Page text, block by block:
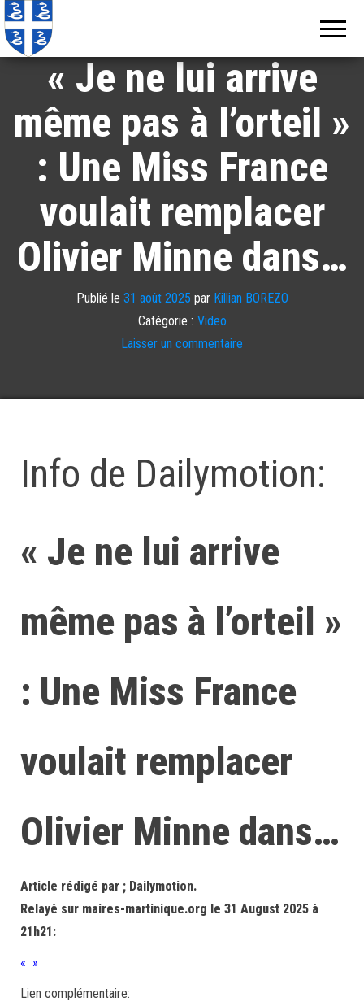
« Je ne lui arrive
même pas à l’orteil »
: Une Miss France
voulait remplacer
Olivier Minne dans…
Publié le 31 août 2025 par Killian BOREZO
Catégorie : Video
Laisser un commentaire
Info de Dailymotion:
« Je ne lui arrive
même pas à l’orteil »
: Une Miss France
voulait remplacer
Olivier Minne dans…
Article rédigé par ; Dailymotion.
Relayé sur maires-martinique.org le 31 August 2025 à
21h21:
« »
Lien complémentaire: